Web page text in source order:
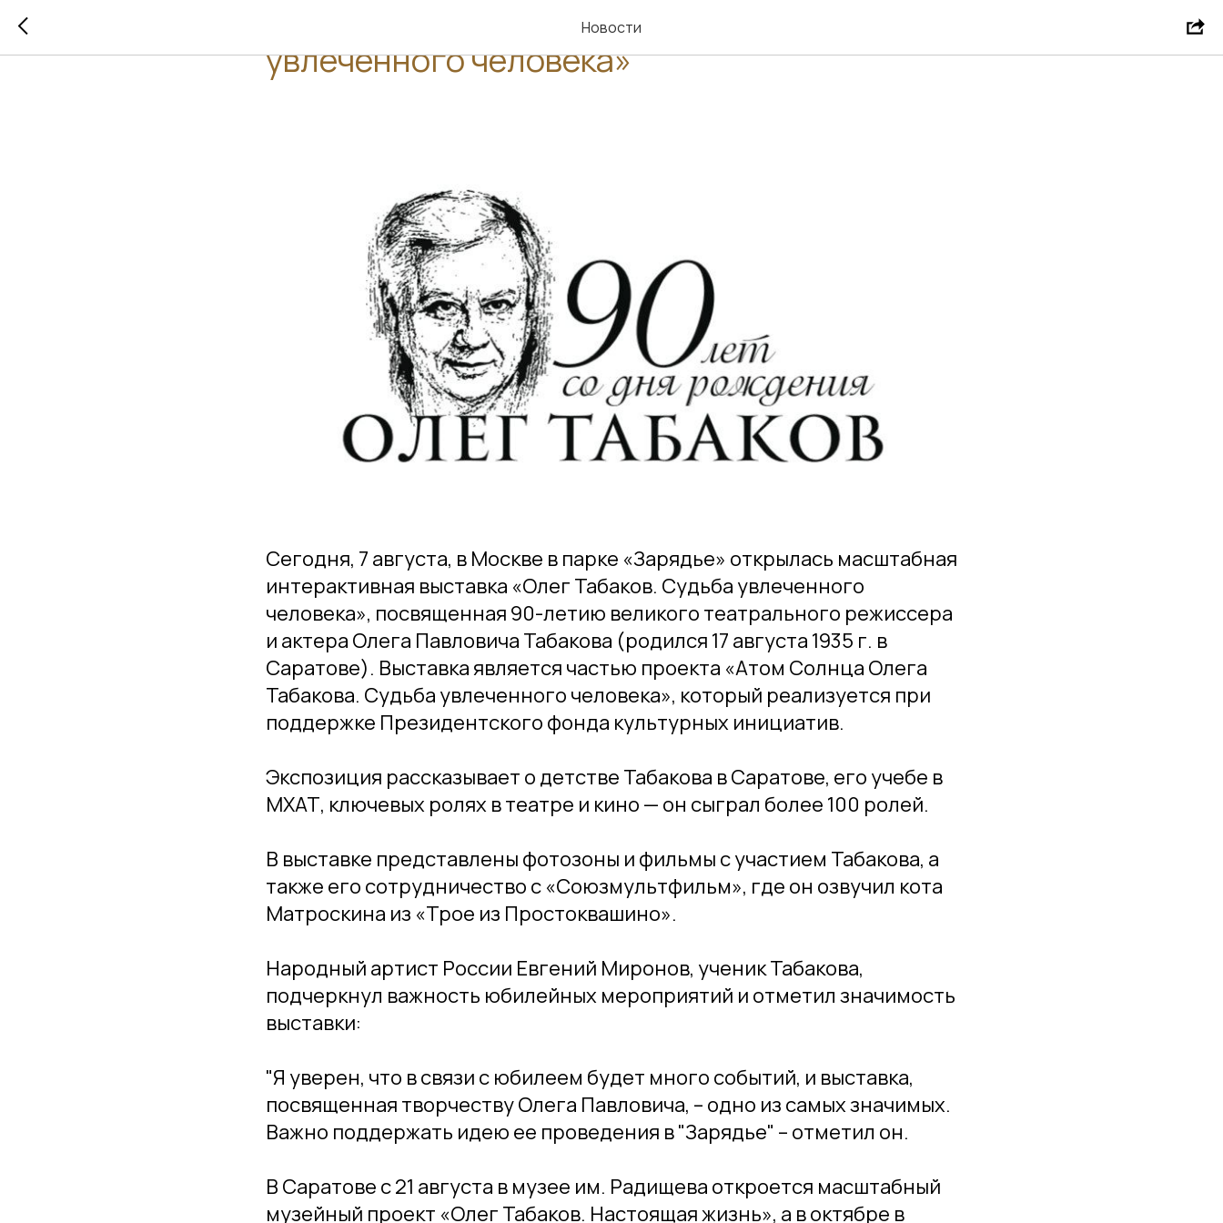
Новости
Выставка «Олег Табаков. Судьба
увлеченного человека»
Сегодня, 7 августа, в Москве в парке «Зарядье» открылась масштабная
интерактивная выставка «Олег Табаков. Судьба увлеченного
человека», посвященная 90-летию великого театрального режиссера
и актера Олега Павловича Табакова (родился 17 августа 1935 г. в
Саратове). Выставка является частью проекта «Атом Солнца Олега
Табакова. Судьба увлеченного человека», который реализуется при
поддержке Президентского фонда культурных инициатив.
Экспозиция рассказывает о детстве Табакова в Саратове, его учебе в
МХАТ, ключевых ролях в театре и кино — он сыграл более 100 ролей.
В выставке представлены фотозоны и фильмы с участием Табакова, а
также его сотрудничество с «Союзмультфильм», где он озвучил кота
Матроскина из «Трое из Простоквашино».
Народный артист России Евгений Миронов, ученик Табакова,
подчеркнул важность юбилейных мероприятий и отметил значимость
выставки:
"Я уверен, что в связи с юбилеем будет много событий, и выставка,
посвященная творчеству Олега Павловича, – одно из самых значимых.
Важно поддержать идею ее проведения в "Зарядье" – отметил он.
В Саратове с 21 августа в музее им. Радищева откроется масштабный
музейный проект «Олег Табаков. Настоящая жизнь», а в октябре в